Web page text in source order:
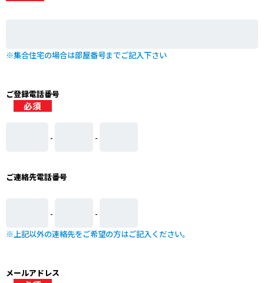
※集合住宅の場合は部屋番号までご記入下さい
ご登録電話番号
- -
ご連絡先電話番号
-
-
※上記以外の連絡先をご希望の方はご記入ください。
メールアドレス